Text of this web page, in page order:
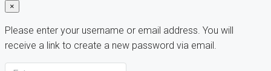
×
Please enter your username or email address. You will
receive a link to create a new password via email.